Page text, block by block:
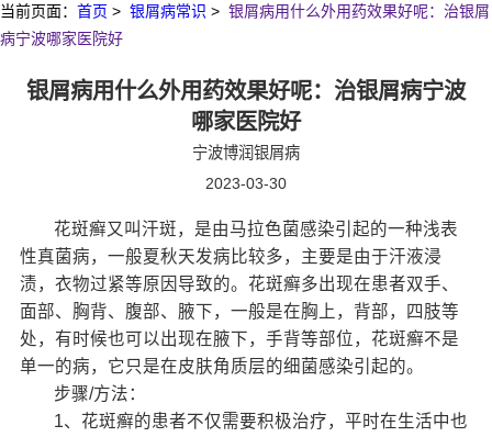
当前页面： 首页 > 银屑病常识 > 银屑病用什么外用药效果好呢：治银屑
病宁波哪家医院好
银屑病用什么外用药效果好呢：治银屑病宁波
哪家医院好
宁波博润银屑病
2023-03-30
花斑癣又叫汗斑，是由马拉色菌感染引起的一种浅表
性真菌病，一般夏秋天发病比较多，主要是由于汗液浸
渍，衣物过紧等原因导致的。花斑癣多出现在患者双手、
面部、胸背、腹部、腋下，一般是在胸上，背部，四肢等
处，有时候也可以出现在腋下，手背等部位，花斑癣不是
单一的病，它只是在皮肤角质层的细菌感染引起的。
步骤/方法：
1、花斑癣的患者不仅需要积极治疗，平时在生活中也